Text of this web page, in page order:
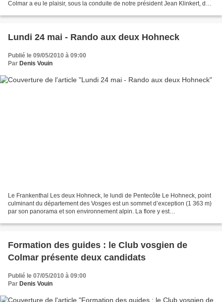
Colmar a eu le plaisir, sous la conduite de notre président Jean Klinkert, de
Lundi 24 mai - Rando aux deux Hohneck
Publié le 09/05/2010 à 09:00
Par Denis Vouin
Le Frankenthal Les deux Hohneck, le lundi de Pentecôte Le Hohneck, point
culminant du département des Vosges est un sommet d’exception (1 363 m)
par son panorama et son environnement alpin. La flore y est
Formation des guides : le Club vosgien de
Colmar présente deux candidats
Publié le 07/05/2010 à 09:00
Par Denis Vouin